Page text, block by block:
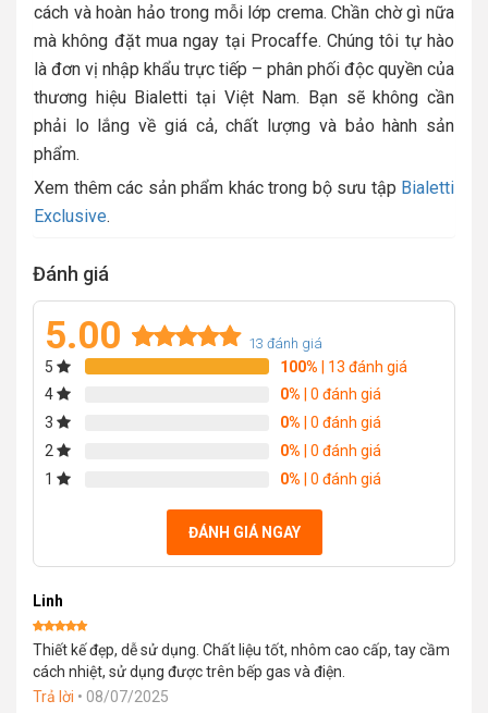
cách và hoàn hảo trong mỗi lớp crema. Chần chờ gì nữa
mà không đặt mua ngay tại Procaffe. Chúng tôi tự hào
là đơn vị nhập khẩu trực tiếp – phân phối độc quyền của
thương hiệu Bialetti tại Việt Nam. Bạn sẽ không cần
phải lo lắng về giá cả, chất lượng và bảo hành sản
phẩm.
Xem thêm các sản phẩm khác trong bộ sưu tập Bialetti
Exclusive.
Đánh giá
5.00
Rated5.00
13
13 đánh giá
5 100% | 13 đánh giá
4
0% | 0 đánh giá
3
0% | 0 đánh giá
2
0% | 0 đánh giá
1
0% | 0 đánh giá
ĐÁNH GIÁ NGAY
Linh
Được xếp
hạng5 5
sao
Thiết kế đẹp, dễ sử dụng. Chất liệu tốt, nhôm cao cấp, tay cầm
cách nhiệt, sử dụng được trên bếp gas và điện.
Trả lời • 08/07/2025